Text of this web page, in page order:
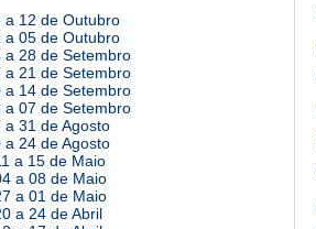
a 12 de Outubro
a 05 de Outubro
a 28 de Setembro
a 21 de Setembro
a 14 de Setembro
a 07 de Setembro
31 de Agosto
24 de Agosto
a 15 de Maio
a 08 de Maio
a 01 de Maio
a 24 de Abril